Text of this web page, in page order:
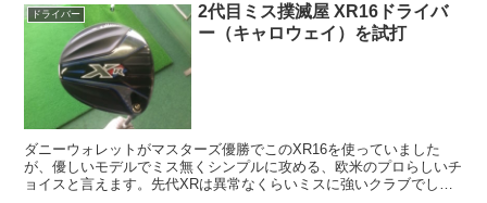
ドライバー
2代目ミス撲滅屋 XR16ドライバ
ー（キャロウェイ）を試打
ダニーウォレットがマスターズ優勝でこのXR16を使っていました
が、優しいモデルでミス無くシンプルに攻める、欧米のプロらしいチ
ョイスと言えます。先代XRは異常なくらいミスに強いクラブでした